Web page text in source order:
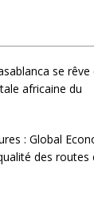
se rêve
africaine du
: Global
des routes